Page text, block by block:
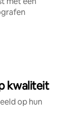
kwaliteit
op hun